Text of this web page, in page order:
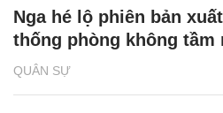
QUÂN SỰ
Nga hé lộ phiên bản
thống phòng không tầm